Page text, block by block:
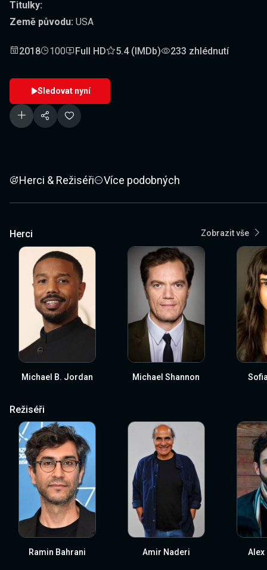
Titulky:
Země původu: USA
2018 100 Full HD 5.4 (IMDb) 233 zhlédnutí
Sledovat nyní
Herci & Režiséři Více podobných
Herci Zobrazit vše
Michael B. Jordan Michael Shannon
Režiséři
Ramin Bahrani Amir Naderi Alex